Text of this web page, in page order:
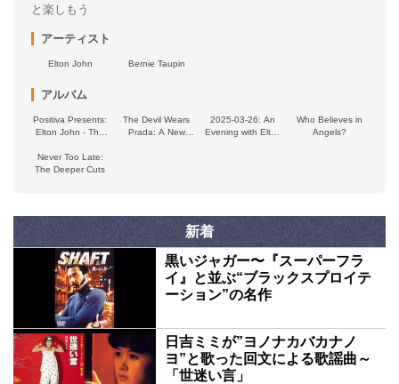
と楽しもう
アーティスト
Elton John Bernie Taupin
アルバム
Positiva Presents:
Elton John - The
The Devil Wears
Prada: A New
2025-03-26: An
Evening with Elton
Who Believes in
Angels?
Never Too Late:
The Deeper Cuts
新着
黒いジャガー〜『スーパーフラ
イ』と並ぶ“ブラックスプロイテ
ーション”の名作
日吉ミミが”ヨノナカバカナノ
ヨ”と歌った回文による歌謡曲～
「世迷い言」